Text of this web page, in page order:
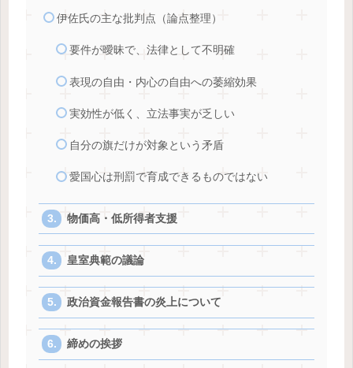
伊佐氏の主な批判点（論点整理）
要件が曖昧で、法律として不明確
表現の自由・内心の自由への萎縮効果
実効性が低く、立法事実が乏しい
自分の旗だけが対象という矛盾
愛国心は刑罰で育成できるものではない
物価高・低所得者支援
皇室典範の議論
政治資金報告書の炎上について
締めの挨拶